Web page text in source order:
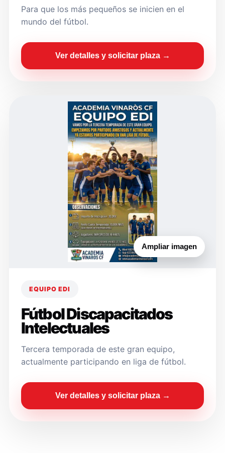
Para que los más pequeños se inicien en el
mundo del fútbol.
Ver detalles y solicitar plaza →
Ampliar imagen
EQUIPO EDI
Fútbol Discapacitados
Intelectuales
Tercera temporada de este gran equipo,
actualmente participando en liga de fútbol.
Ver detalles y solicitar plaza →